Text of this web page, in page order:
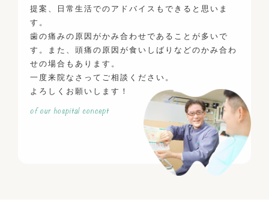
提案、日常生活でのアドバイスもできると思いま
す。
歯の痛みの原因がかみ合わせであることが多いで
す。また、頭痛の原因が食いしばりなどのかみ合わ
せの場合もあります。
一度来院なさってご相談ください。
よろしくお願いします！